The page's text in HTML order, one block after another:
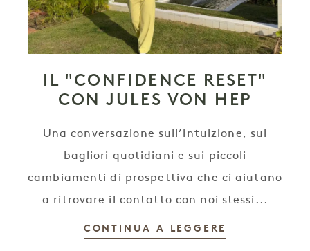
IL "CONFIDENCE RESET"
CON JULES VON HEP
Una conversazione sull’intuizione, sui
bagliori quotidiani e sui piccoli
cambiamenti di prospettiva che ci aiutano
a ritrovare il contatto con noi stessi...
CONTINUA A LEGGERE